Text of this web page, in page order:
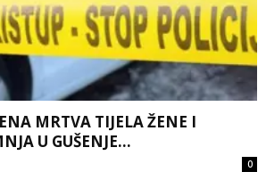
MRTVA TIJELA ŽENE I
U GUŠENJE...
0